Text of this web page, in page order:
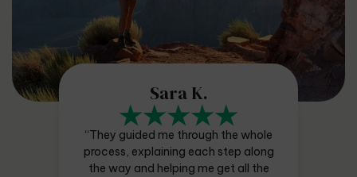
Sara K.
“They guided me through the whole
process, explaining each step along
the way and helping me get all the